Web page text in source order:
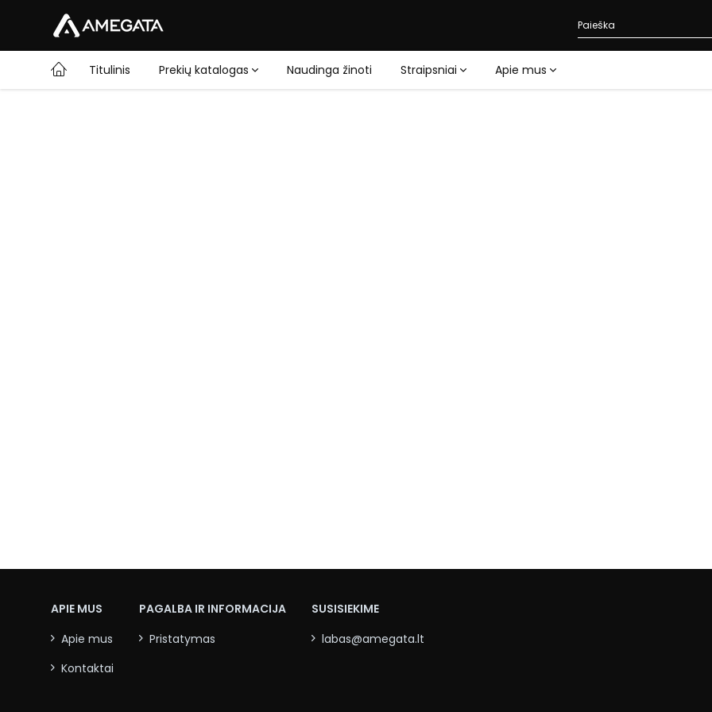
Titulinis Prekių katalogas Naudinga žinoti Straipsniai Apie mus
APIE MUS
Apie mus
Kontaktai
PAGALBA IR INFORMACIJA
Pristatymas
SUSISIEKIME
labas@amegata.lt